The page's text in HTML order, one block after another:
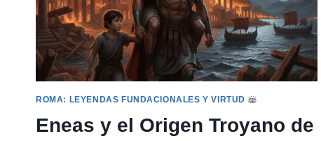
ROMA: LEYENDAS FUNDACIONALES Y VIRTUD
Eneas y el Origen Troyano de